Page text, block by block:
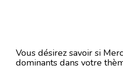
Vous désirez savoir si
dominants dans votre